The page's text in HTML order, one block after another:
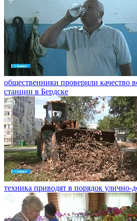
общественники проверили качество
станции в Бердске
техника приводят в порядок